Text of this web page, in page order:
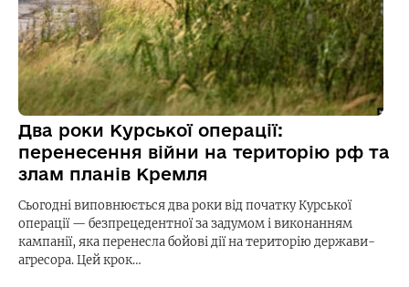
Два роки Курської операції:
перенесення війни на територію рф та
злам планів Кремля
Сьогодні виповнюється два роки від початку Курської
операції — безпрецедентної за задумом і виконанням
кампанії, яка перенесла бойові дії на територію держави-
агресора. Цей крок…